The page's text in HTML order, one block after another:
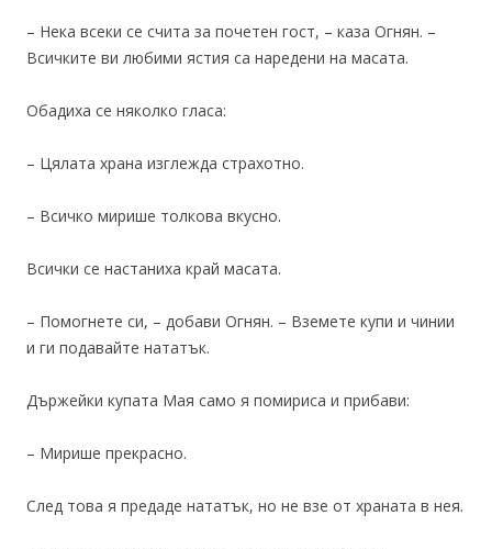
– Нека всеки се счита за почетен гост, – каза Огнян. –
Всичките ви любими ястия са наредени на масата.
Обадиха се няколко гласа:
– Цялата храна изглежда страхотно.
– Всичко мирише толкова вкусно.
Всички се настаниха край масата.
– Помогнете си, – добави Огнян. – Вземете купи и чинии
и ги подавайте нататък.
Държейки купата Мая само я помириса и прибави:
– Мирише прекрасно.
След това я предаде нататък, но не взе от храната в нея.